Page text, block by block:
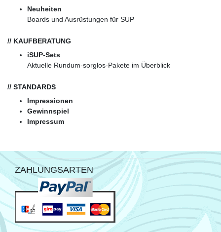
Neuheiten
Boards und Ausrüstungen für SUP
// KAUFBERATUNG
iSUP-Sets
Aktuelle Rundum-sorglos-Pakete im Überblick
// STANDARDS
Impressionen
Gewinnspiel
Impressum
ZAHLUNGSARTEN